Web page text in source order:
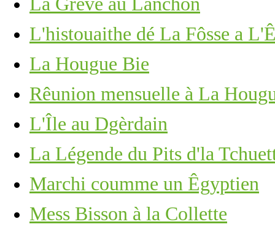
L'histouaithe dé La Fôsse a
La Hougue Bie
Rêunion mensuelle à La
L'Île au Dgèrdain
La Légende du Pits d'la
Marchi coumme un Êgyptien
Mess Bisson à la Collette